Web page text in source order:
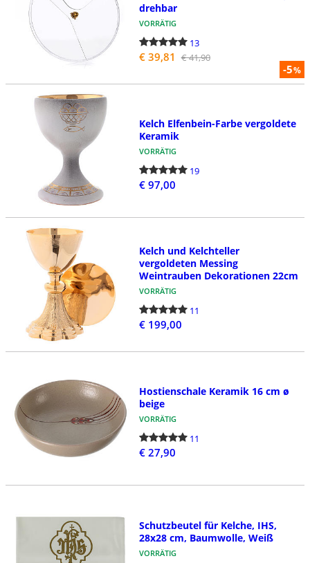
-5%
drehbar
VORRÄTIG
13
€ 39,81 € 41,90
Kelch Elfenbein-Farbe vergoldete
Keramik
VORRÄTIG
19
€ 97,00
Kelch und Kelchteller
vergoldeten Messing
Weintrauben Dekorationen 22cm
VORRÄTIG
11
€ 199,00
Hostienschale Keramik 16 cm ø
beige
VORRÄTIG
11
€ 27,90
Schutzbeutel für Kelche, IHS,
28x28 cm, Baumwolle, Weiß
VORRÄTIG